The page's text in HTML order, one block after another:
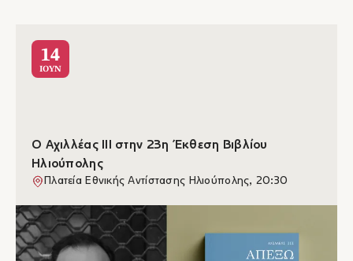
14
ΙΟΥΝ
Ο Αχιλλέας ΙΙΙ στην 23η Έκθεση Βιβλίου
Ηλιούπολης
Πλατεία Εθνικής Αντίστασης Ηλιούπολης, 20:30